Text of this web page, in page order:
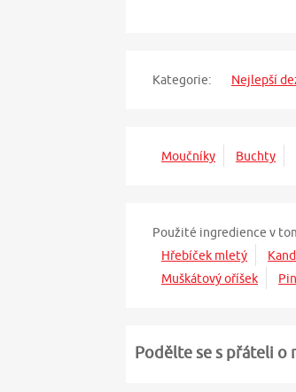
Kategorie: Nejlepší
Moučníky Buchty
Použité ingredience v
Hřebíček mletý
Muškátový oříšek
Podělte se s přáteli o